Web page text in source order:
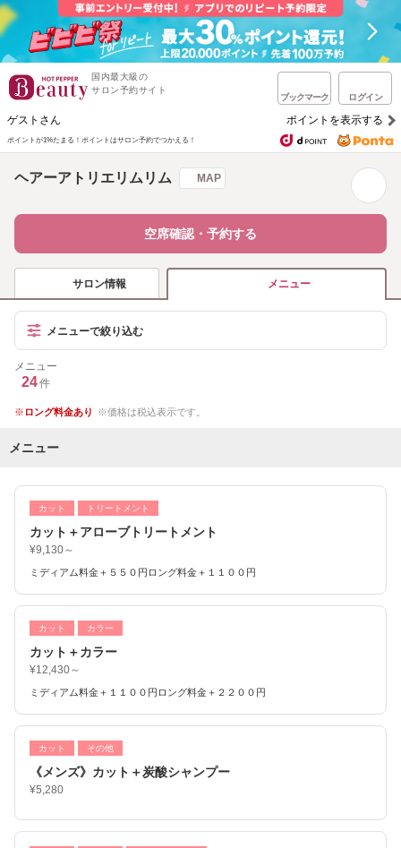
国内最大級の
サロン予約サイト
ブックマーク ログイン
ゲストさん ポイントを表示する
ポイントが1%たまる！ ポイントはサロン予約でつかえる！
ヘアーアトリエリムリム MAP
空席確認・予約する
サロン情報 メニュー
メニューで絞り込む
メニュー
24件
ロング料金あり 価格は税込表示です。
メニュー
カット トリートメント
カット＋アローブトリートメント
¥9,130～
ミディアム料金＋５５０円ロング料金＋１１００円
カット カラー
カット＋カラー
¥12,430～
ミディアム料金＋１１００円ロング料金＋２２００円
カット その他
《メンズ》カット＋炭酸シャンプー
¥5,280